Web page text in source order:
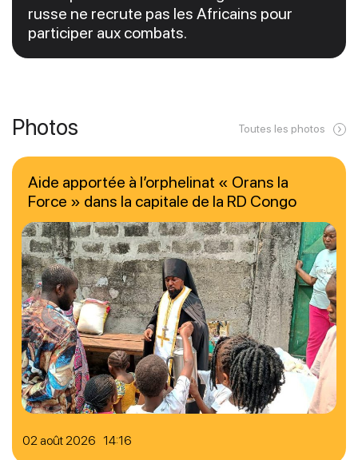
russe ne recrute pas les Africains pour
participer aux combats.
Photos Toutes les photos
02 août 2026 14:16
Aide apportée à l’orphelinat « Orans la
Force » dans la capitale de la RD Congo